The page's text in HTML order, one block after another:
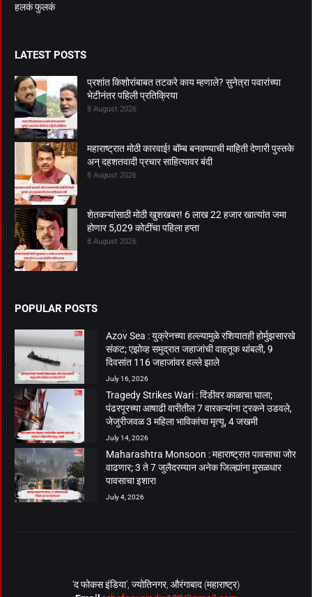
हलकं फुलकं
LATEST POSTS
प्रशांत किशोरांबाबत तटकरे काय म्हणाले? सुनेत्रा पवारांच्या
भेटीनंतर पहिली प्रतिक्रिया
8 August 2026
महाराष्ट्रात मोठी कारवाई! बॉम्ब बनवण्याची माहिती देणारी पुस्तके
अन् दहशतवादी प्रचार साहित्यावर बंदी
8 August 2026
शेतकऱ्यांसाठी मोठी खुशखबर! 6 लाख 22 हजार खात्यांत जमा
होणार 5,029 कोटींचा पहिला हप्ता
8 August 2026
POPULAR POSTS
Azov Sea : युक्रेनच्या हल्ल्यामुळे रशियातही होर्मुझसारखे
संकट; एझोव्ह समुद्रात जहाजांची वाहतूक थांबली, 9
दिवसांत 116 जहाजांवर हल्ले झाले
July 16, 2026
Tragedy Strikes Wari : दिंडीवर काळाचा घाला;
पंढरपूरच्या आषाढी वारीतील 7 वारकऱ्यांना ट्रकने उडवले,
जेजुरीजवळ 3 महिला भाविकांचा मृत्यू, 4 जखमी
July 14, 2026
Maharashtra Monsoon : महाराष्ट्रात पावसाचा जोर
वाढणार; 3 ते 7 जुलैदरम्यान अनेक जिल्ह्यांना मुसळधार
पावसाचा इशारा
July 4, 2026
‘द फोकस इंडिया’, ज्योतिनगर, औरंगाबाद (महाराष्ट्र)